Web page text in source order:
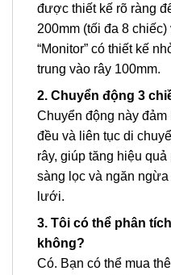
được thiết kế rõ ràng
200mm (tối đa 8 chiếc)
“Monitor” có thiết kế
trung vào rây 100mm.
2. Chuyển động 3
Chuyển động này
đều và liên tục di
rây, giúp tăng hiệu
sàng lọc và ngăn
lưới.
3. Tôi có thể phân
không?
Có. Bạn có thể mua